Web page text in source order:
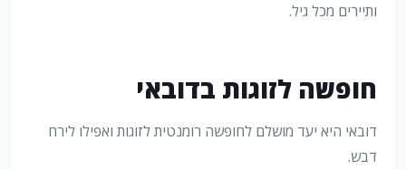
ותיירים מכל גיל.
חופשה לזוגות בדובאי
דובאי היא יעד מושלם לחופשה רומנטית לזוגות ואפילו לירח
דבש.